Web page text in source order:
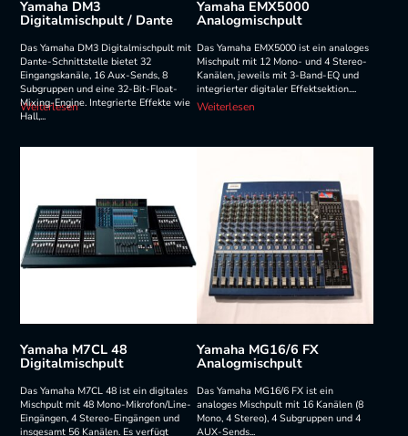
Yamaha DM3
Digitalmischpult / Dante
Das Yamaha DM3 Digitalmischpult mit
Dante-Schnittstelle bietet 32
Eingangskanäle, 16 Aux-Sends, 8
Subgruppen und eine 32-Bit-Float-
Mixing-Engine. Integrierte Effekte wie
Hall,...
Weiterlesen
Yamaha EMX5000
Analogmischpult
Das Yamaha EMX5000 ist ein analoges
Mischpult mit 12 Mono- und 4 Stereo-
Kanälen, jeweils mit 3-Band-EQ und
integrierter digitaler Effektsektion....
Weiterlesen
Yamaha M7CL 48
Digitalmischpult
Das Yamaha M7CL 48 ist ein digitales
Mischpult mit 48 Mono-Mikrofon/Line-
Eingängen, 4 Stereo-Eingängen und
insgesamt 56 Kanälen. Es verfügt
Yamaha MG16/6 FX
Analogmischpult
Das Yamaha MG16/6 FX ist ein
analoges Mischpult mit 16 Kanälen (8
Mono, 4 Stereo), 4 Subgruppen und 4
AUX-Sends...